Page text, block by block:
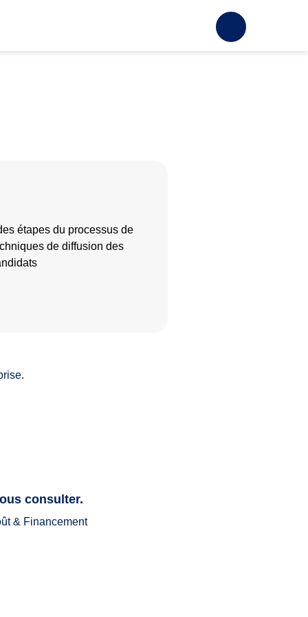
étapes du processus de
de diffusion des
consulter.
& Financement